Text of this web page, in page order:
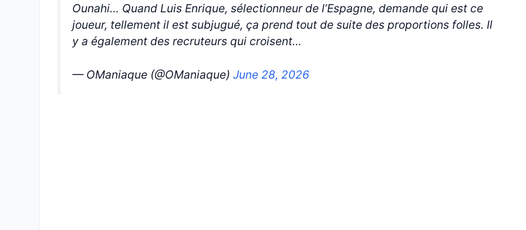
Ounahi… Quand Luis Enrique, sélectionneur de l’Espagne, demande qui est ce
joueur, tellement il est subjugué, ça prend tout de suite des proportions folles. Il
y a également des recruteurs qui croisent…
— OManiaque (@OManiaque) June 28, 2026